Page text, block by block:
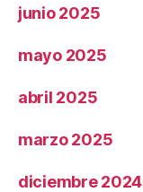
junio 2025
mayo 2025
abril 2025
marzo 2025
diciembre 2024